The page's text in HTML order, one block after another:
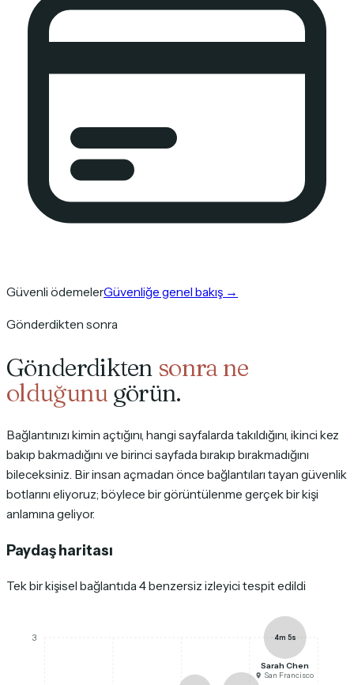
Güvenli ödemelerGüvenliğe genel bakış →
Gönderdikten sonra
Gönderdikten sonra ne
olduğunu görün.
Bağlantınızı kimin açtığını, hangi sayfalarda takıldığını, ikinci kez
bakıp bakmadığını ve birinci sayfada bırakıp bırakmadığını
bileceksiniz. Bir insan açmadan önce bağlantıları tayan güvenlik
botlarını eliyoruz; böylece bir görüntülenme gerçek bir kişi
anlamına geliyor.
Paydaş haritası
Tek bir kişisel bağlantıda 4 benzersiz izleyici tespit edildi
3 4m 5s
Sarah Chen
San Francisco